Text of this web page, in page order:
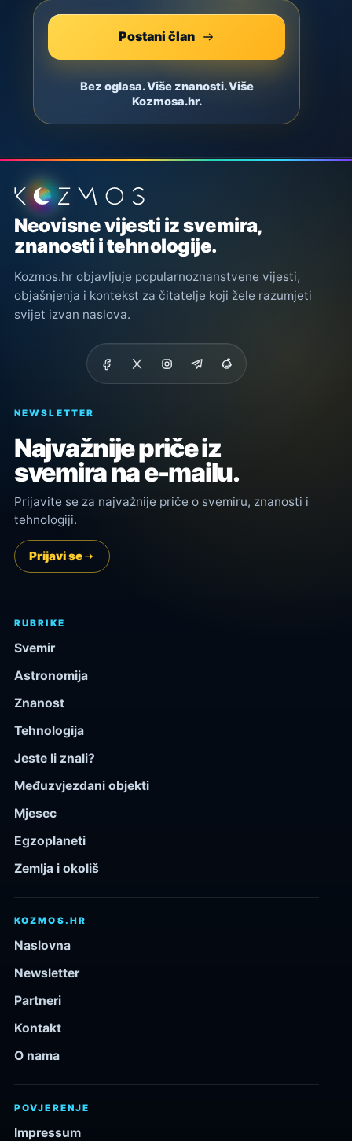
Postani član
Bez oglasa. Više znanosti. Više
Kozmosa.hr.
Podnožje stranice
Neovisne vijesti iz svemira,
znanosti i tehnologije.
Kozmos.hr objavljuje popularnoznanstvene vijesti,
objašnjenja i kontekst za čitatelje koji žele razumjeti
svijet izvan naslova.
NEWSLETTER
Najvažnije priče iz
svemira na e-mailu.
Prijavite se za najvažnije priče o svemiru, znanosti i
tehnologiji.
Prijavi se
RUBRIKE
Svemir
Astronomija
Znanost
Tehnologija
Jeste li znali?
Međuzvjezdani objekti
Mjesec
Egzoplaneti
Zemlja i okoliš
KOZMOS.HR
Naslovna
Newsletter
Partneri
Kontakt
O nama
POVJERENJE
Impressum